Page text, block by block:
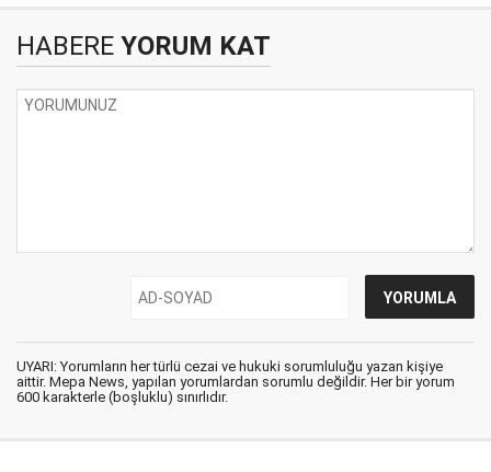
HABERE YORUM KAT
UYARI: Yorumların her türlü cezai ve hukuki sorumluluğu yazan kişiye
aittir. Mepa News, yapılan yorumlardan sorumlu değildir. Her bir yorum
600 karakterle (boşluklu) sınırlıdır.